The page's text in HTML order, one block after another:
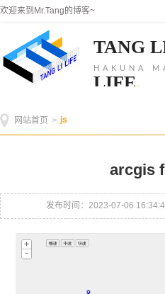
欢迎来到Mr.Tang的博客~
TANG
LIFE.
HAKUNA
网站首页 > js
arcgis
发布时间：2023-07-06